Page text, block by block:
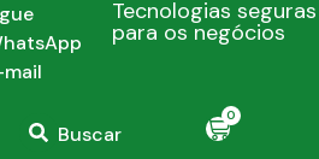
mail
Tecnologias seguras
para os negócios
Buscar
0